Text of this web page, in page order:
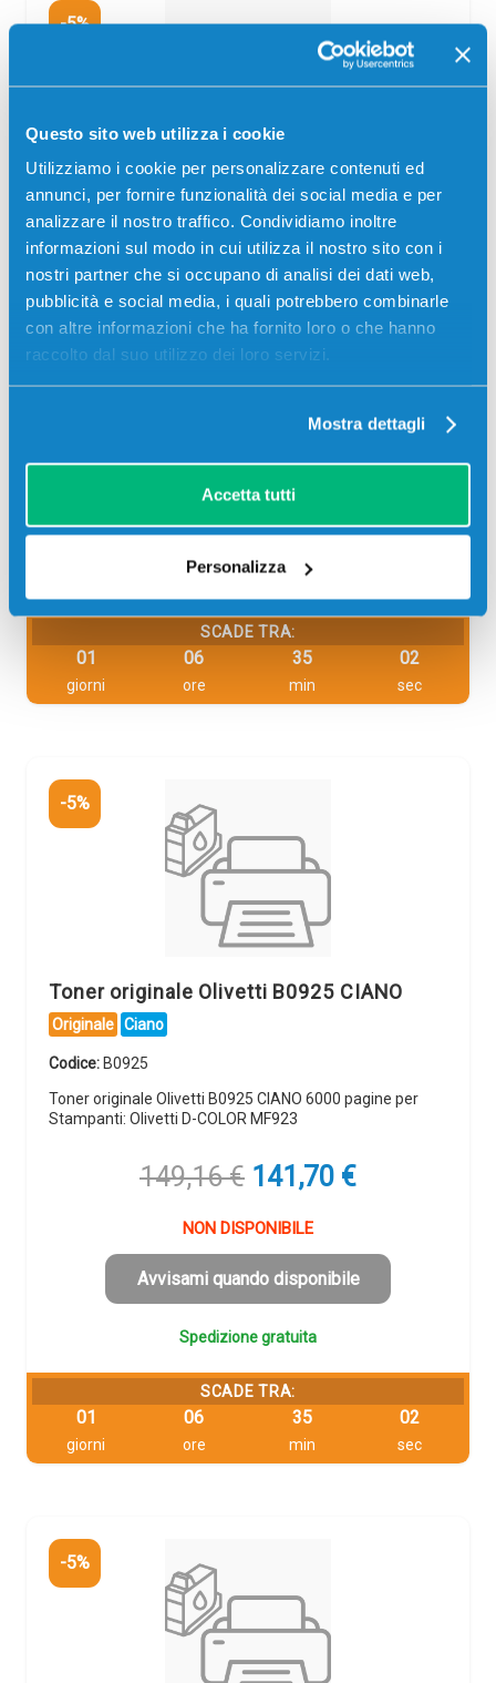
Questo sito web utilizza i cookie
Utilizziamo i cookie per personalizzare contenuti ed
annunci, per fornire funzionalità dei social media e per
analizzare il nostro traffico. Condividiamo inoltre
informazioni sul modo in cui utilizza il nostro sito con i
nostri partner che si occupano di analisi dei dati web,
pubblicità e social media, i quali potrebbero combinarle
con altre informazioni che ha fornito loro o che hanno
raccolto dal suo utilizzo dei loro servizi.
Mostra dettagli
Accetta tutti
Personalizza
-5%
Toner originale Olivetti B0921 CIANO
Originale Ciano
Codice:B0921
Toner originale Olivetti B0921 CIANO 2000 pagine per
Stampanti: Olivetti D-COLOR MF920, Olivetti D-COLOR
MF923
originale
era:
96,68 €.
91,85€Il
prezzo
attuale
91,85 €.
NON DISPONIBILE
Avvisami quando disponibile
Spedizione gratuita
SCADE TRA:
01
giorni
06
ore
35
min
01
sec
-5%
Toner originale Olivetti B0925 CIANO
Originale Ciano
Codice: B0925
Toner originale Olivetti B0925 CIANO 6000 pagine per
Stampanti: Olivetti D-COLOR MF923
149,16€ Il
prezzo
originale
era:
149,16 €.
141,70 €Il
è:
141,70 €.
NON DISPONIBILE
Avvisami quando disponibile
Spedizione gratuita
SCADE TRA:
01
giorni
06
ore
35
min
01
sec
-5%